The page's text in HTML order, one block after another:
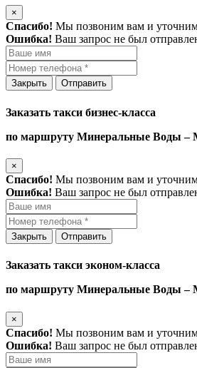
×
Спасибо! Мы позвоним вам и уточним
Ошибка! Ваш запрос не был
Закрыть Отправить
Заказать такси бизнес-класса
по маршруту Минеральные Воды –
×
Спасибо! Мы позвоним вам и уточним
Ошибка! Ваш запрос не был
Закрыть Отправить
Заказать такси эконом-класса
по маршруту Минеральные Воды –
×
Спасибо! Мы позвоним вам и уточним
Ошибка! Ваш запрос не был